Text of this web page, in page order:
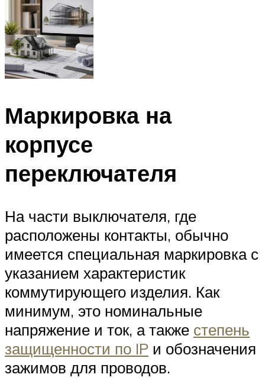
Маркировка на
корпусе
переключателя
На части выключателя, где
расположены контакты, обычно
имеется специальная маркировка с
указанием характеристик
коммутирующего изделия. Как
минимум, это номинальные
напряжение и ток, а также степень
защищенности по IP и обозначения
зажимов для проводов.